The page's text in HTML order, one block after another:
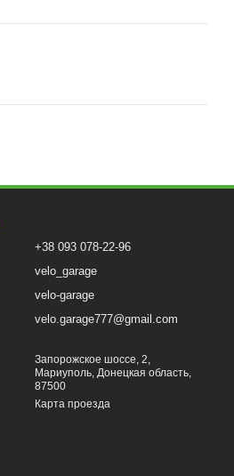
+38 093 078-22-96
velo_garage
velo-garage
velo.garage777@gmail.com
Запорожское шоссе, 2,
Мариуполь, Донецкая область,
87500
Карта проезда